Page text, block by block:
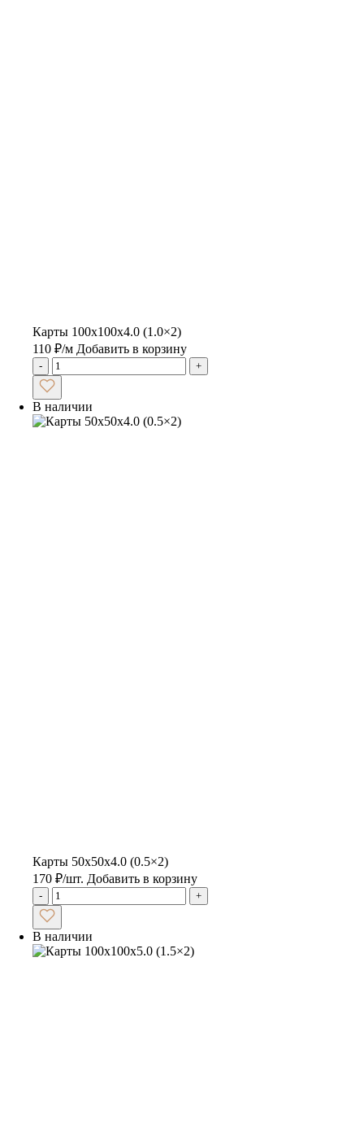
Карты 100х100х4.0 (1.0×2)
110 ₽/м Добавить в корзину
- +
В наличии
Карты 50x50x4.0 (0.5×2)
170 ₽/шт. Добавить в корзину
- +
В наличии